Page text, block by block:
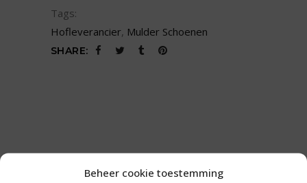
Beheer cookie toestemming
Tags:
Hofleverancier, Mulder Schoenen
SHARE: